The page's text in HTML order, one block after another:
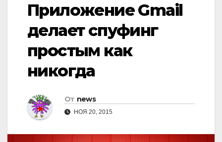
Приложение Gmail
делает спуфинг
простым как
никогда
От news
НОЯ 20, 2015